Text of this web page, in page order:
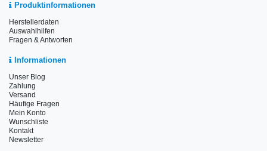
Produktinformationen
Herstellerdaten
Auswahlhilfen
Fragen & Antworten
Informationen
Unser Blog
Zahlung
Versand
Häufige Fragen
Mein Konto
Wunschliste
Kontakt
Newsletter